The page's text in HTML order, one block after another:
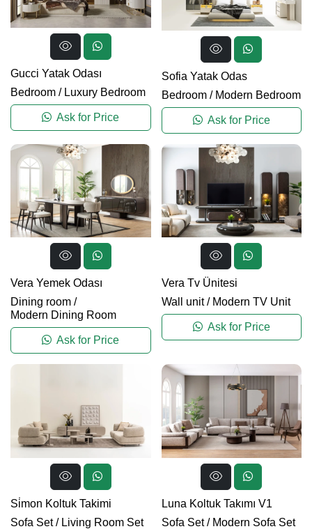
Gucci Yatak Odası
Bedroom / Luxury Bedroom
Ask for Price
Sofia Yatak Odas
Bedroom/ Modern Bedroom
Ask for Price
Vera Yemek Odası
Dining room /
Modern Dining Room
Ask for Price
Vera Tv Ünitesi
Wall unit/ Modern TV Unit
Ask for Price
Si̇mon Koltuk Takimi
Sofa Set/ Living Room Set
Luna Koltuk Takımı V1
Sofa Set/ Modern Sofa Set